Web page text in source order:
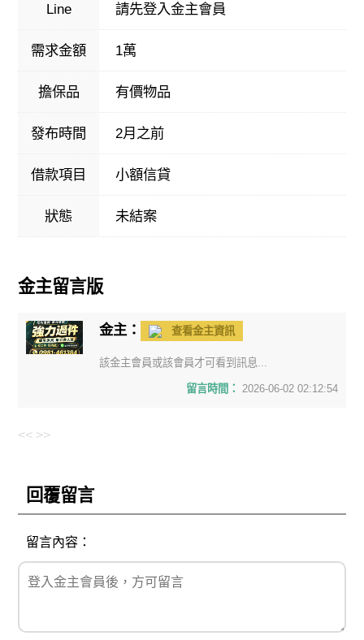
Line 請先登入金主會員
需求金額 1萬
擔保品 有價物品
發布時間 2月之前
借款項目 小額信貸
狀態 未結案
金主留言版
金主： 查看金主資訊
該金主會員或該會員才可看到訊息...
留言時間： 2026-06-02 02:12:54
<< >>
回覆留言
留言內容：